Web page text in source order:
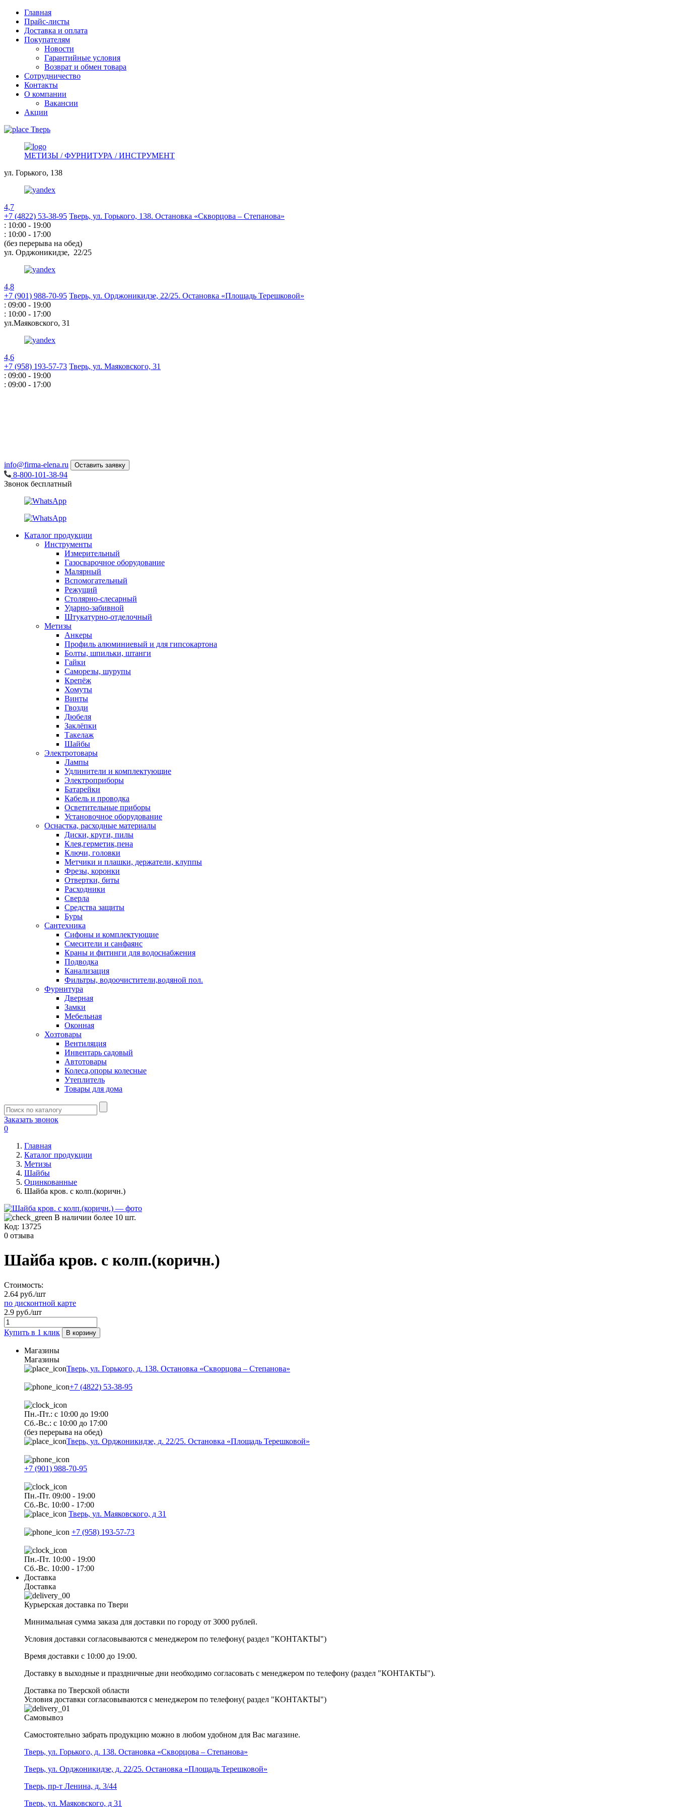
Главная
Прайс-листы
Доставка и оплата
Покупателям
Новости
Гарантийные условия
Возврат и обмен товара
Сотрудничество
Контакты
О компании
Вакансии
Акции
Тверь
МЕТИЗЫ / ФУРНИТУРА / ИНСТРУМЕНТ
ул. Горького, 138
4,7
+7 (4822) 53-38-95 Тверь, ул. Горького, 138. Остановка «Скворцова – Степанова»
: 10:00 - 19:00
: 10:00 - 17:00
(без перерыва на обед)
ул. Орджоникидзе, 22/25
4,8
+7 (901) 988-70-95 Тверь, ул. Орджоникидзе, 22/25. Остановка «Площадь Терешковой»
: 09:00 - 19:00
: 10:00 - 17:00
ул.Маяковского, 31
4,6
+7 (958) 193-57-73 Тверь, ул. Маяковского, 31
: 09:00 - 19:00
: 09:00 - 17:00
info@firma-elena.ru Оставить заявку
8-800-101-38-94
Звонок бесплатный
Каталог продукции
Инструменты
Измерительный
Газосварочное оборудование
Малярный
Вспомогательный
Режущий
Столярно-слесарный
Ударно-забивной
Штукатурно-отделочный
Метизы
Анкеры
Профиль алюминиевый и для гипсокартона
Болты, шпильки, штанги
Гайки
Саморезы, шурупы
Крепёж
Хомуты
Винты
Гвозди
Дюбеля
Заклёпки
Такелаж
Шайбы
Электротовары
Лампы
Удлинители и комплектующие
Электроприборы
Батарейки
Кабель и проводка
Осветительные приборы
Установочное оборудование
Оснастка, расходные материалы
Диски, круги, пилы
Клея,герметик,пена
Ключи, головки
Метчики и плашки, держатели, клуппы
Фрезы, коронки
Отвертки, биты
Расходники
Сверла
Средства защиты
Буры
Сантехника
Сифоны и комплектующие
Смесители и санфаянс
Краны и фитинги для водоснабжения
Подводка
Канализация
Фильтры, водоочистители,водяной пол.
Фурнитура
Дверная
Замки
Мебельная
Оконная
Хозтовары
Вентиляция
Инвентарь садовый
Автотовары
Колеса,опоры колесные
Утеплитель
Товары для дома
Заказать звонок
0
Главная
Каталог продукции
Метизы
Шайбы
Оцинкованные
Шайба кров. с колп.(коричн.)
В наличии более 10 шт.
Код: 13725
0 отзыва
Шайба кров. с колп.(коричн.)
Стоимость:
2.64 руб./шт
по дисконтной карте
2.9 руб./шт
Купить в 1 клик В корзину
Магазины
Магазины
Тверь, ул. Горького, д. 138. Остановка «Скворцова – Степанова»
+7 (4822) 53-38-95
Пн.-Пт.: с 10:00 до 19:00
Сб.-Вс.: с 10:00 до 17:00
(без перерыва на обед)
Тверь, ул. Орджоникидзе, д. 22/25. Остановка «Площадь Терешковой»
+7 (901) 988-70-95
Пн.-Пт. 09:00 - 19:00
Сб.-Вс. 10:00 - 17:00
Тверь, ул. Маяковского, д 31
+7 (958) 193-57-73
Пн.-Пт. 10:00 - 19:00
Сб.-Вс. 10:00 - 17:00
Доставка
Доставка
Курьерская доставка по Твери
Минимальная сумма заказа для доставки по городу от 3000 рублей.
Условия доставки согласовываются с менеджером по телефону( раздел "КОНТАКТЫ")
Время доставки с 10:00 до 19:00.
Доставку в выходные и праздничные дни необходимо согласовать с менеджером по телефону (раздел "КОНТАКТЫ").
Доставка по Тверской области
Условия доставки согласовываются с менеджером по телефону( раздел "КОНТАКТЫ")
Самовывоз
Самостоятельно забрать продукцию можно в любом удобном для Вас магазине.
Тверь, ул. Горького, д. 138. Остановка «Скворцова – Степанова»
Тверь, ул. Орджоникидзе, д. 22/25. Остановка «Площадь Терешковой»
Тверь, пр-т Ленина, д. 3/44
Тверь, ул. Маяковского, д 31